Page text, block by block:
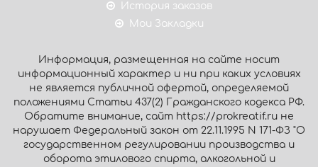
История заказов
Мои Закладки
Информация, размещенная на сайте носит
информационный характер и ни при каких условиях
не является публичной офертой, определяемой
положениями Статьи 437(2) Гражданского кодекса РФ.
Обратите внимание, сайт https://prokreatif.ru не
нарушает Федеральный закон от 22.11.1995 N 171-ФЗ "О
государственном регулировании производства и
оборота этилового спирта, алкогольной и